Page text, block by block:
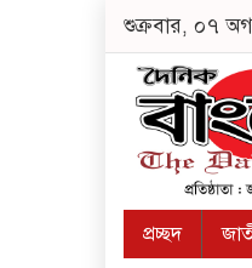
শুক্রবার, ০৭
প্রচ্ছদ